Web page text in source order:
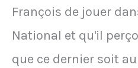
François de jouer
National et qu'il
que ce dernier soit